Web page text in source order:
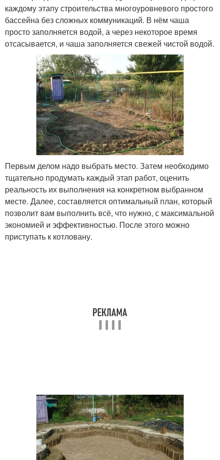
каждому этапу строительства многоуровневого простого
бассейна без сложных коммуникаций. В нём чаша
просто заполняется водой, а через некоторое время
отсасывается, и чаша заполняется свежей чистой водой.
Первым делом надо выбрать место. Затем необходимо
тщательно продумать каждый этап работ, оценить
реальность их выполнения на конкретном выбранном
месте. Далее, составляется оптимальный план, который
позволит вам выполнить всё, что нужно, с максимальной
экономией и эффективностью. После этого можно
приступать к котловану.